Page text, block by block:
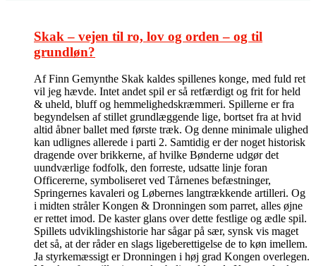
Skak – vejen til ro, lov og orden – og til
grundløn?
Af Finn Gemynthe Skak kaldes spillenes konge, med fuld ret
vil jeg hævde. Intet andet spil er så retfærdigt og frit for held
& uheld, bluff og hemmelighedskræmmeri. Spillerne er fra
begyndelsen af stillet grundlæggende lige, bortset fra at hvid
altid åbner ballet med første træk. Og denne minimale ulighed
kan udlignes allerede i parti 2. Samtidig er der noget historisk
dragende over brikkerne, af hvilke Bønderne udgør det
uundværlige fodfolk, den forreste, udsatte linje foran
Officererne, symboliseret ved Tårnenes befæstninger,
Springernes kavaleri og Løbernes langtrækkende artilleri. Og
i midten stråler Kongen & Dronningen som parret, alles øjne
er rettet imod. De kaster glans over dette festlige og ædle spil.
Spillets udviklingshistorie har sågar på sær, synsk vis maget
det så, at der råder en slags ligeberettigelse de to køn imellem.
Ja styrkemæssigt er Dronningen i høj grad Kongen overlegen.